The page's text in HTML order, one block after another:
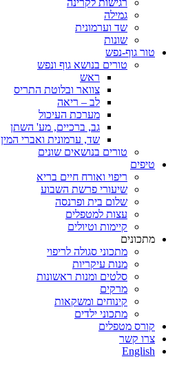
רגישות לקרינה
גמילה
שד וערמונית
שונות
טור גוף-נפש
טורים בנושא גוף ונפש
ראש
צוואר ובלוטת התריס
לב – ריאה
מערכת העיכול
גב, ברכיים, מע' השתן
שד, ערמונית ואברי המין
טורים בנושאים שונים
טיפים
ריפוי ואורח חיים בריא
שיעורי פרשת השבוע
שלום בית ופרנסה
עצות למטפלים
קיימות וטיולים
מתכונים
מתכוני סגולה לריפוי
מנות עיקריות
סלטים ומנות ראשונות
מרקים
קינוחים ומשקאות
מתכוני ילדים
קורס מטפלים
צרו קשר
English